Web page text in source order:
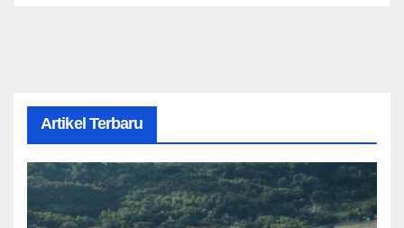
Artikel Terbaru